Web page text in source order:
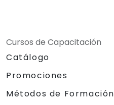
Cursos de Capacitación
Catálogo
Promociones
Métodos de Formación